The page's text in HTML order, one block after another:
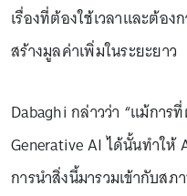
เรื่องที่ต้องใช้เวลาและต้อ
สร้างมูลค่าเพิ่มในระยะยาว
Dabaghi กล่าวว่า “แม้การ
Generative AI ได้นั้นทำให้
การนำสิ่งนี้มารวมเข้ากับส